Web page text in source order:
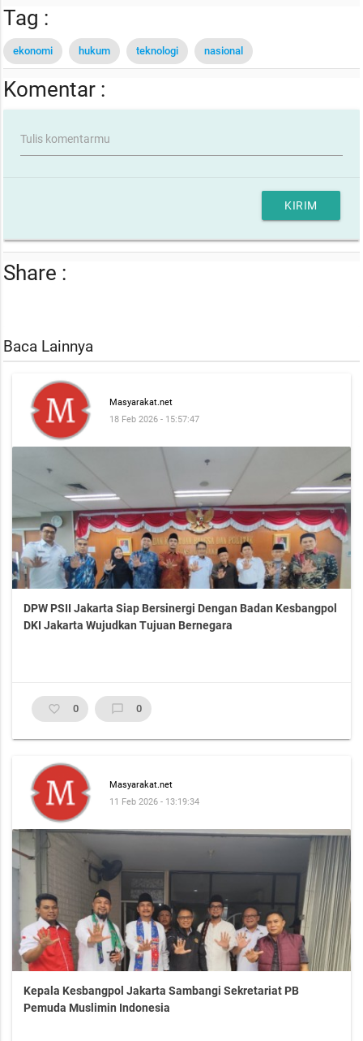
Tag :
ekonomi hukum teknologi nasional
Komentar :
Tulis komentarmu
KIRIM
Share :
Baca Lainnya
Masyarakat.net
18 Feb 2026 - 15:57:47
DPW PSII Jakarta Siap Bersinergi Dengan Badan Kesbangpol
DKI Jakarta Wujudkan Tujuan Bernegara
favorite_border 0 chat_bubble_outline 0
Masyarakat.net
11 Feb 2026 - 13:19:34
Kepala Kesbangpol Jakarta Sambangi Sekretariat PB
Pemuda Muslimin Indonesia